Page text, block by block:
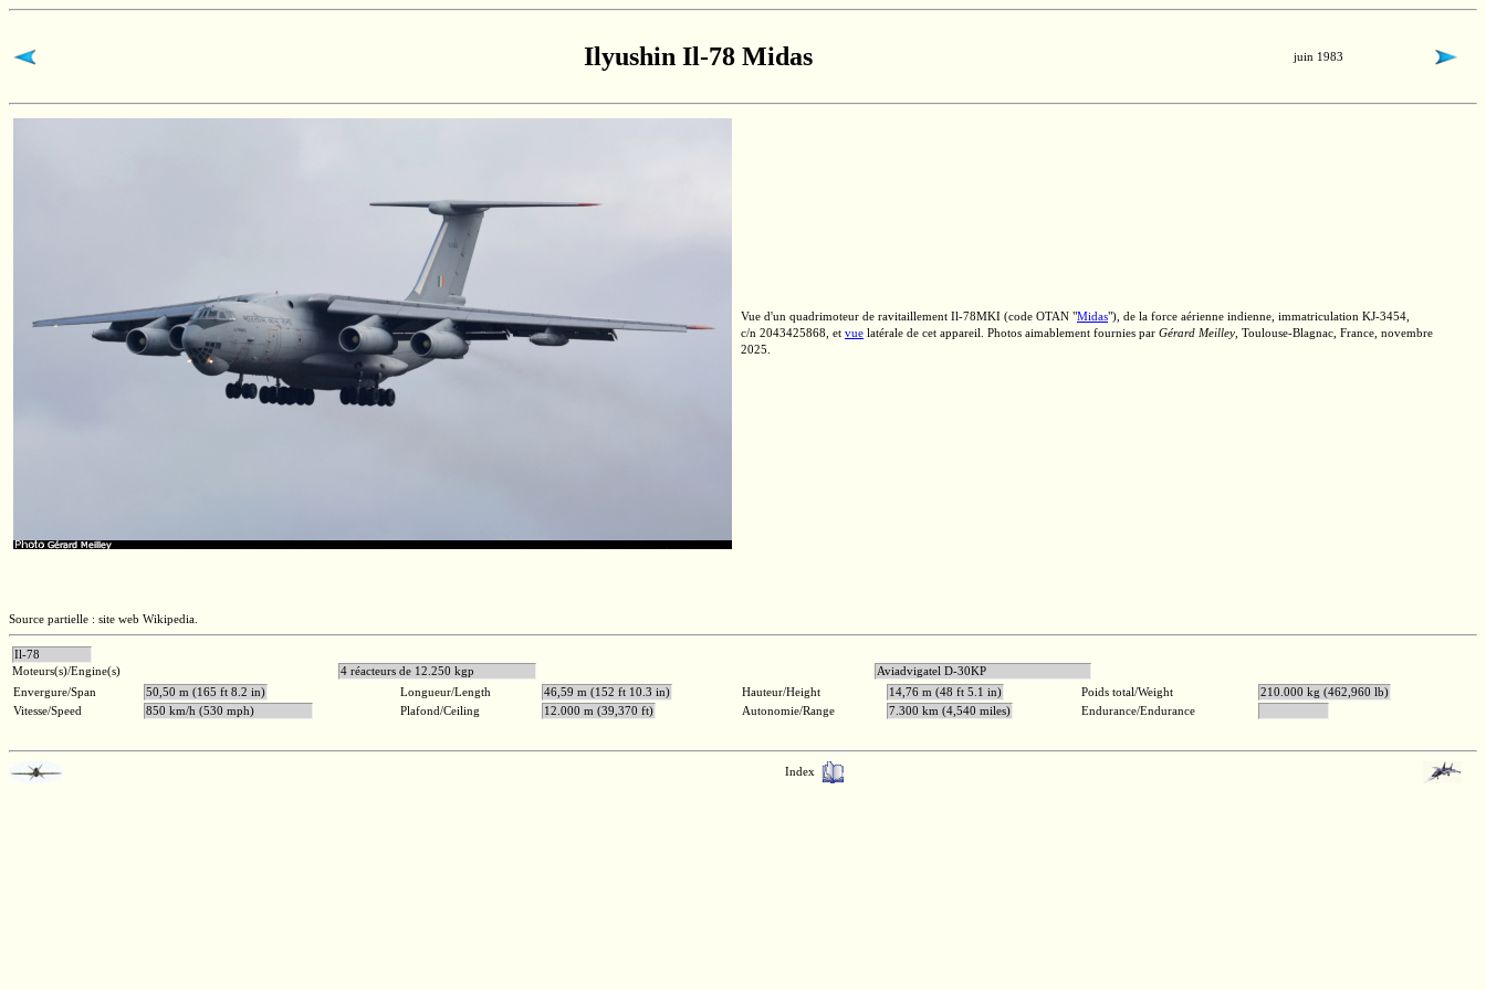
Ilyushin Il-78 Midas juin 1983
Vue d'un quadrimoteur de ravitaillement Il-78MKI (code OTAN "Midas"), de la force aérienne indienne, immatriculation KJ-3454,
c/n 2043425868, et vue latérale de cet appareil. Photos aimablement fournies par Gérard Meilley Toulouse-Blagnac, France, novembre
2025.
Source partielle : site web Wikipedia.
Il-78
Moteurs(s)/Engine(s)
4 réacteurs de 12.250 kgp
Aviadvigatel D-30KP
Envergure/Span
50,50 m (165 ft 8.2 in) Longueur/Length 46,59 m (152 ft 10.3 in) Hauteur/Height 14,76 m (48 ft 5.1 in) Poids total/Weight
210.000 kg (462,960 lb)
Vitesse/Speed
850 km/h (530 mph) Plafond/Ceiling 12.000 m (39,370 ft) Autonomie/Range 7.300 km (4,540 miles) Endurance/Endurance
Index